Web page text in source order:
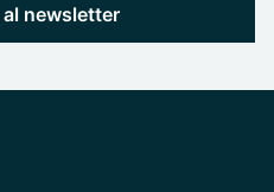
newsletter